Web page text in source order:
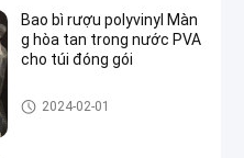
Bao bì rượu polyvinyl Màn
g hòa tan trong nước PVA
cho túi đóng gói
Phim hòa tan trong nước PVA
2024-02-01